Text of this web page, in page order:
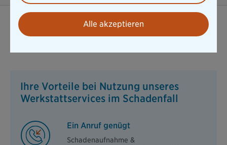
Beitrag berechnen
Ihre Vorteile bei Nutzung unseres
Werkstattservices im Schadenfall
Ein Anruf genügt
Schadenaufnahme &
Alle akzeptieren